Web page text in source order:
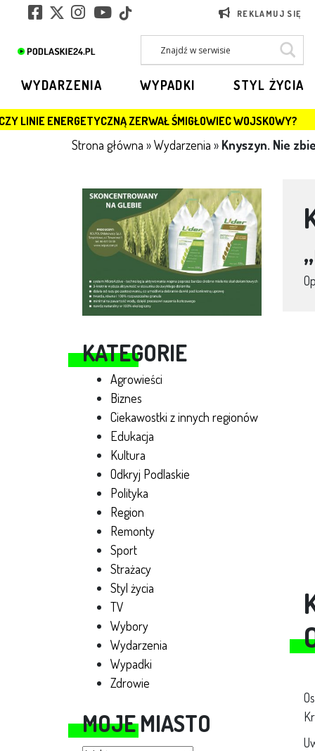
REKLAMUJ SIĘ
WYDARZENIA WYPADKI STYL ŻYCIA
ZERWAŁ ŚMIGŁOWIEC WOJSKOWY?
Strona główna »Wydarzenia » Knyszyn. Nie
KATEGORIE
Agrowieści
Biznes
Ciekawostki z innych regionów
Edukacja
Kultura
Odkryj Podlaskie
Polityka
Region
Remonty
Sport
Strażacy
Styl życia
TV
Wybory
Wydarzenia
Wypadki
Zdrowie
MOJE MIASTO
Moje miasto